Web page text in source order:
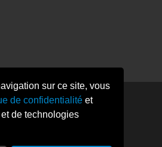
sur ce site, vous
de confidentialité et
de technologies